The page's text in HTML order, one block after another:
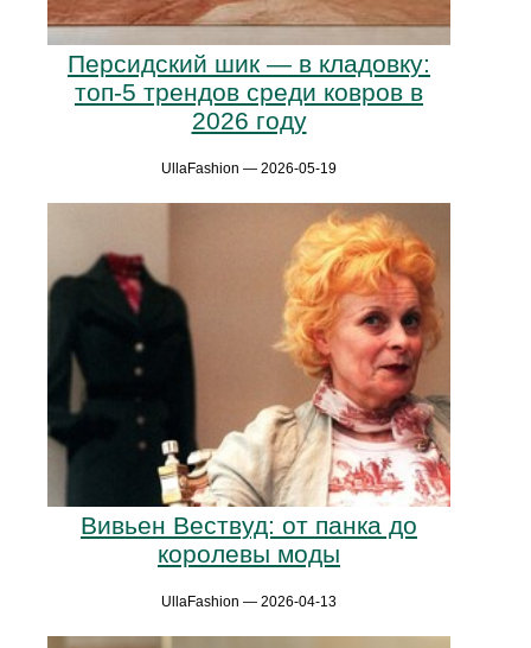
Персидский шик — в кладовку:
топ-5 трендов среди ковров в
2026 году
UllaFashion — 2026-05-19
Вивьен Вествуд: от панка до
королевы моды
UllaFashion — 2026-04-13